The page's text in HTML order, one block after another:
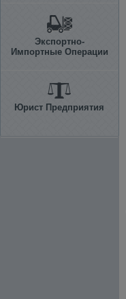
Экспортно-
Импортные Операции
Юрист Предприятия